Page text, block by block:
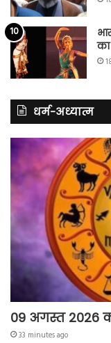
धर्म-अध्यात्म
09 अगस्त 2026
33 minutes ago